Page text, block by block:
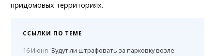
придомовых территориях.
ССЫЛКИ ПО ТЕМЕ
16 Июня Будут ли штрафовать за парковку возле